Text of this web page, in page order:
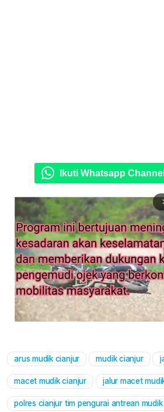
Ikuti Whatsapp
arus mudik cianjur mudik cianjur
macet mudik cianjur jalur macet
polres cianjur tim pengurai antrean mudik